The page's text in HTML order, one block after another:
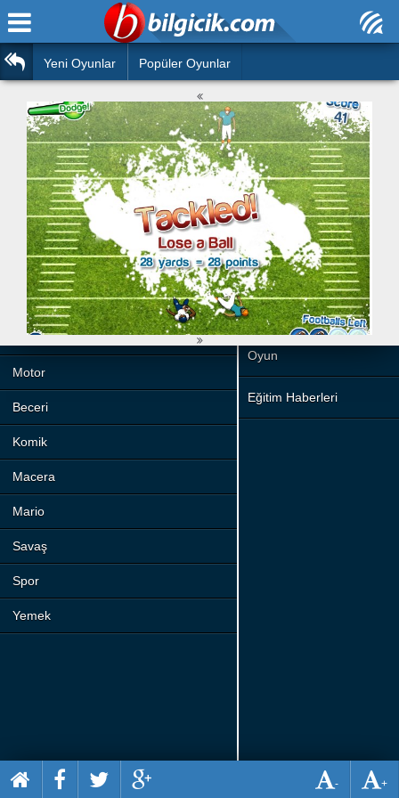
Araba
Barbie
Boyama
Futbol
Çocuk
Angry Birds
Silah
Basketbol
Motor
Beceri
Komik
Macera
Mario
Savaş
Spor
Yemek
Ana Sayfa
Bilmeceler
Bulmacalar
Deyimler
Duvar Yazıları
Hızlı Okuma Testi
Hesaplamalar
Oyun
Eğitim Haberleri
Yeni Oyunlar Popüler Oyunlar
+
-